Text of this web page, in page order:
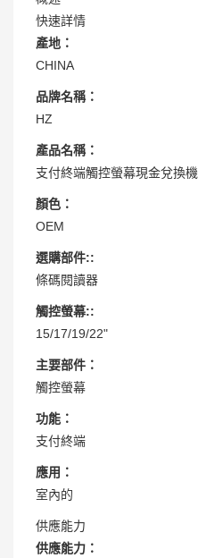
快速詳情
產地：
CHINA
品牌名稱：
HZ
產品名稱：
支付終端觸控螢幕現金兌換機
顏色：
OEM
選購部件::
條碼閱讀器
觸控螢幕::
15/17/19/22"
主要部件：
觸控螢幕
功能：
支付終端
應用：
室內的
供應能力
供應能力：